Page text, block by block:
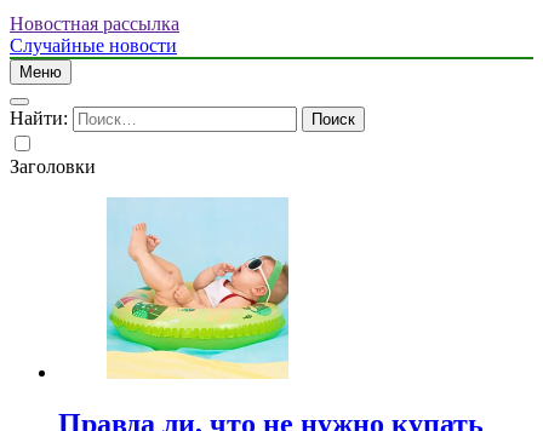
Новостная рассылка
Случайные новости
Меню
Найти:
Заголовки
Правда ли, что не нужно купать